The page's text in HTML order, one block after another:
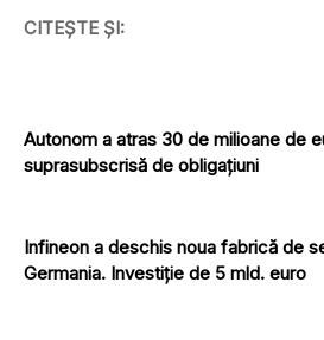
CITEȘTE ȘI:
Autonom a atras 30 de milioane de
suprasubscrisă de obligațiuni
Infineon a deschis noua fabrică de
Germania. Investiție de 5 mld. euro